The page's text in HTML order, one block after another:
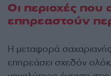
Οι περιοχές που
επηρεαστούν
Η μεταφορά σαχαριανής
επηρεάσει σχεδόν